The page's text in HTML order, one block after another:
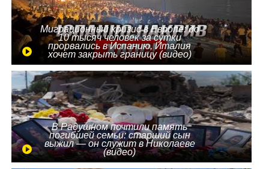
Миграционный кризис в Европе: до
10 тысяч человек за сутки
прорвались в Испанию, Италия
хочет закрыть границу (видео)
В Радушном почтили память
погибшей семьи: старший сын
выжил — он служит в Николаеве
(видео)